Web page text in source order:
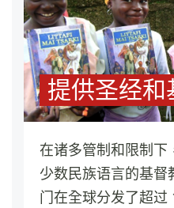
提供圣经
在诸多管制和限制下
少数民族语言的基督
门在全球分发了超过